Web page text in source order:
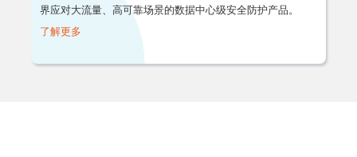
界应对大流量、高可靠场景的数据中心级安全防护产品。
了解更多